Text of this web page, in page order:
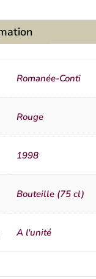
Romanée-Conti
Rouge
1998
Bouteille (75 cl)
A l'unité